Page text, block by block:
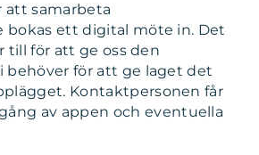
att samarbeta
bokas ett digital möte in. Det
till för att ge oss den
behöver för att ge laget det
Kontaktpersonen får
av appen och eventuella